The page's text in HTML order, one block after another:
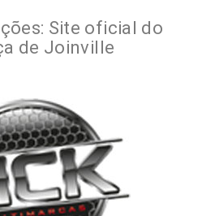
Site oficial do
de Joinville